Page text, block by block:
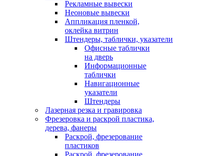
Рекламные вывески
Неоновые вывески
Аппликация пленкой,
оклейка витрин
Штендеры, таблички, указатели
Офисные таблички
на дверь
Информационные
таблички
Навигационные
указатели
Штендеры
Лазерная резка и гравировка
Фрезеровка и раскрой пластика,
дерева, фанеры
Раскрой, фрезерование
пластиков
Раскрой, фрезерование